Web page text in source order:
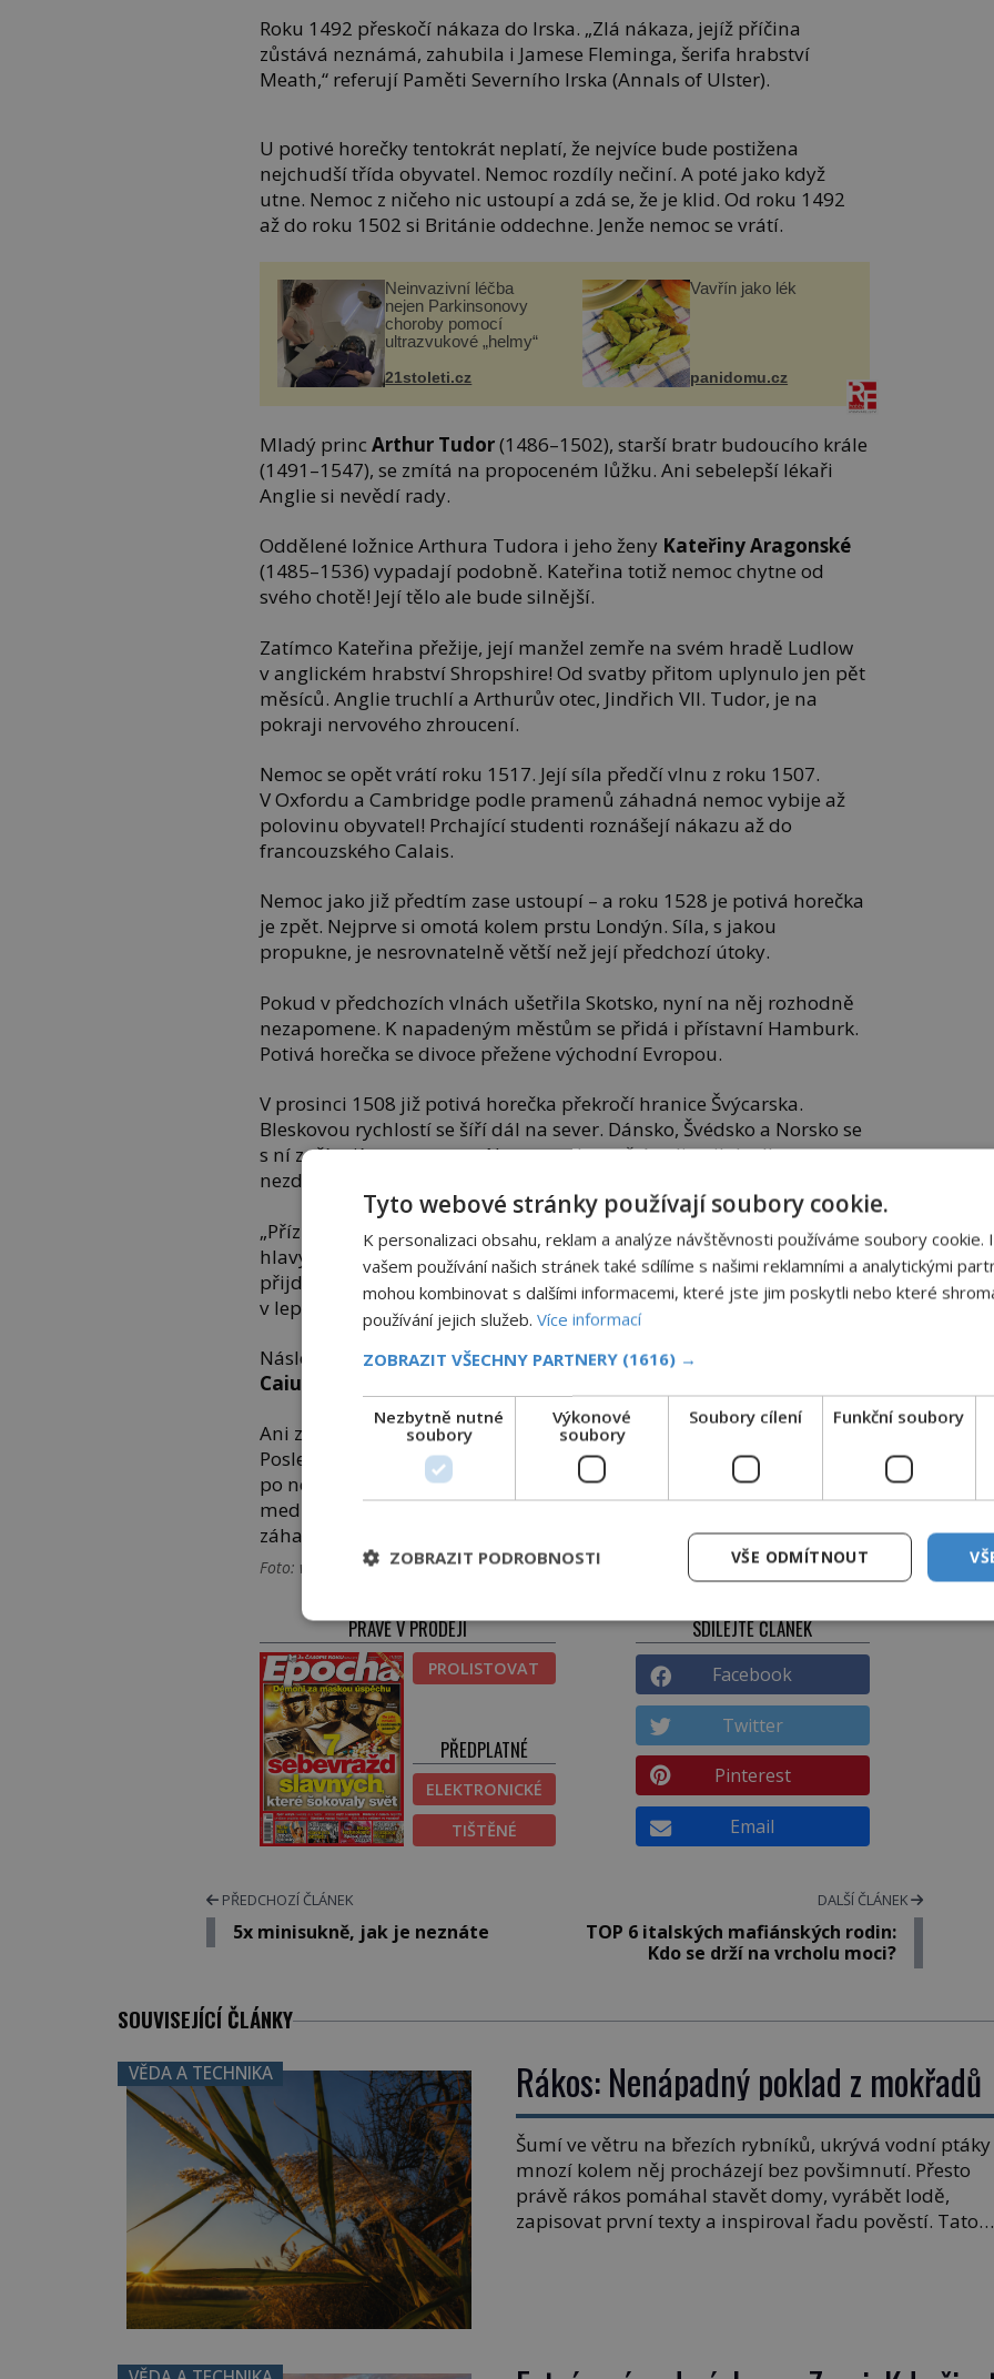
Roku 1492 přeskočí nákaza do Irska. „Zlá nákaza, jejíž příčina
zůstává neznámá, zahubila i Jamese Fleminga, šerifa hrabství
Meath,“ referují Paměti Severního Irska (Annals of Ulster).
U potivé horečky tentokrát neplatí, že nejvíce bude postižena
nejchudší třída obyvatel. Nemoc rozdíly nečiní. A poté jako když
utne. Nemoc z ničeho nic ustoupí a zdá se, že je klid. Od roku 1492
až do roku 1502 si Británie oddechne. Jenže nemoc se vrátí.
Neinvazivní léčba
nejen Parkinsonovy
choroby pomocí
ultrazvukové „helmy“
21stoleti.cz
Vavřín jako lék
panidomu.cz
Mladý princArthur Tudor(1486–1502), starší bratr budoucího krále
(1491–1547), se zmítá na propoceném lůžku. Ani sebelepší lékaři
Anglie si nevědí rady.
Oddělené ložnice Arthura Tudora i jeho ženy Kateřiny Aragonské
(1485–1536) vypadají podobně. Kateřina totiž nemoc chytne od
svého chotě! Její tělo ale bude silnější.
Zatímco Kateřina přežije, její manžel zemře na svém hradě Ludlow
v anglickém hrabství Shropshire! Od svatby přitom uplynulo jen pět
měsíců. Anglie truchlí a Arthurův otec, Jindřich VII. Tudor, je na
pokraji nervového zhroucení.
Nemoc se opět vrátí roku 1517. Její síla předčí vlnu z roku 1507.
V Oxfordu a Cambridge podle pramenů záhadná nemoc vybije až
polovinu obyvatel! Prchající studenti roznášejí nákazu až do
francouzského Calais.
Nemoc jako již předtím zase ustoupí – a roku 1528 je potivá horečka
je zpět. Nejprve si omotá kolem prstu Londýn. Síla, s jakou
propukne, je nesrovnatelně větší než její předchozí útoky.
Pokud v předchozích vlnách ušetřila Skotsko, nyní na něj rozhodně
nezapomene. K napadeným městům se přidá i přístavní Hamburk.
Potivá horečka se divoce přežene východní Evropou.
V prosinci 1508 již potivá horečka překročí hranice Švýcarska.
Bleskovou rychlostí se šíří dál na sever. Dánsko, Švédsko a Norsko se
s ní začínají seznamovat. Nemoc se kromě Anglie nikde dlouze
nezdržuje. Útočí rychle, zabíjí bez slitování a do pár týdnů mizí.
„Příznaky jsou vždy podobné – tělo zachvátí třes, závratě a bolesti
hlavy. Krk a ramena pohltí strašná bolest. To trvá až tři hodiny. Pak
přijde pot, tělo hoří, ale pot teče studený. Provází ho delirium,
v lepším případě jen neuhasitelná žízeň.
Následuje bolest u srdce,“ popisuje příznaky anglický lékař
Caius
Ani z lékařských pamětí ale nezjistíme, jaká nemoc Anglii trápila.
Poslední ojedinělý případ je zaznamenán roku 1578. Od té chvíle se
po nemoci slehne zem. Její původ se snaží vyzkoumat i dnešní
medicína. Výsledky pátrání jsou ale mizivé. Potivá horečka zůstává
záhadou.
Foto: wikipedia.org/John Taylor
PRÁVĚ V PRODEJI
PROLISTOVAT
PŘEDPLATNÉ
ELEKTRONICKÉ
TIŠTĚNÉ
SDÍLEJTE ČLÁNEK
Facebook
Twitter
Pinterest
Email
PŘEDCHOZÍ ČLÁNEK
5x minisukně, jak je neznáte
DALŠÍ ČLÁNEK
TOP 6 italských mafiánských rodin:
Kdo se drží na vrcholu moci?
SOUVISEJÍCÍ ČLÁNKY
VĚDA A TECHNIKA Rákos: Nenápadný poklad z mokřadů
Šumí ve větru na březích rybníků, ukrývá vodní ptáky
mnozí kolem něj procházejí bez povšimnutí. Přesto
právě rákos pomáhal stavět domy, vyrábět lodě,
zapisovat první texty a inspiroval řadu pověstí. Tato
Tyto webové stránky používají soubory cookie.
K personalizaci obsahu, reklam a analýze návštěvnosti používáme soubory cookie.
vašem používání našich stránek také sdílíme s našimi reklamními a analytickými
mohou kombinovat s dalšími informacemi, které jste jim poskytli nebo které
používání jejich služeb. Více informací
ZOBRAZIT VŠECHNY PARTNERY (1616) →
Nezbytně nutné
soubory
Výkonové
soubory
Soubory cílení Funkční soubory
VŠE ODMÍTNOUT
ZOBRAZIT PODROBNOSTI